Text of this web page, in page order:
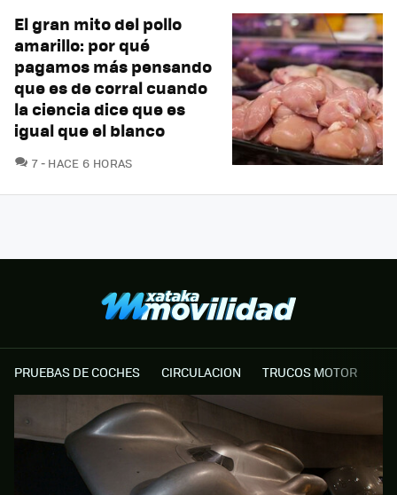
El gran mito del pollo
amarillo: por qué
pagamos más pensando
que es de corral cuando
la ciencia dice que es
igual que el blanco
7COMENTARIOS
HACE 6 HORAS
PRUEBAS DE COCHES CIRCULACION TRUCOS MOTOR